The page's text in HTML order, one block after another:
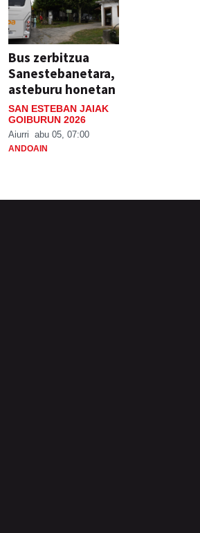
Bus zerbitzua
Sanestebanetara,
asteburu honetan
SAN ESTEBAN JAIAK
GOIBURUN 2026
Aiurri abu 05, 07:00
ANDOAIN